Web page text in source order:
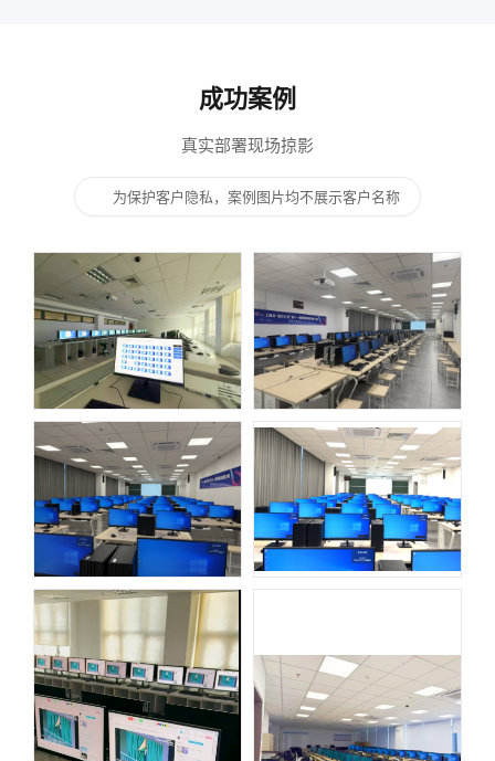
成功案例
真实部署现场掠影
为保护客户隐私，案例图片均不展示客户名称